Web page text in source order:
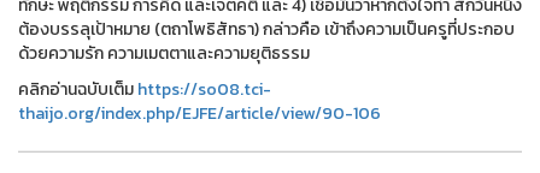
ทักษะ พฤติกรรม การคิด และเจตคติ และ 4) เชื่อมั่นว่าหากตั้งใจทำ สักวันหนึ่ง
ต้องบรรลุเป้าหมาย (ตถาโพธิสัทธา) กล่าวคือ เข้าถึงความเป็นครูที่ประกอบ
ด้วยความรัก ความเมตตาและความยุติธรรม
คลิกอ่านฉบับเต็มhttps://so08.tci-
thaijo.org/index.php/EJFE/article/view/90-106